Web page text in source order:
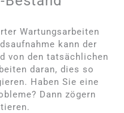
Wartungsarbeiten
kann der
von den tatsächlichen
daran, dies so
Haben Sie eine
Dann zögern